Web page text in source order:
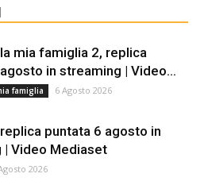
mia famiglia 2, replica
in streaming | Video...
famiglia 6 Agosto 2026
replica puntata 6 agosto in
| Video Mediaset
2026